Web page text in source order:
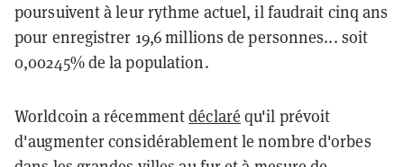
poursuivent à leur rythme actuel, il faudrait cinq ans
pour enregistrer 19,6 millions de personnes... soit
0,00245% de la population.
Worldcoin a récemmentdéclaré qu'il prévoit
d'augmenter considérablement le nombre d'orbes